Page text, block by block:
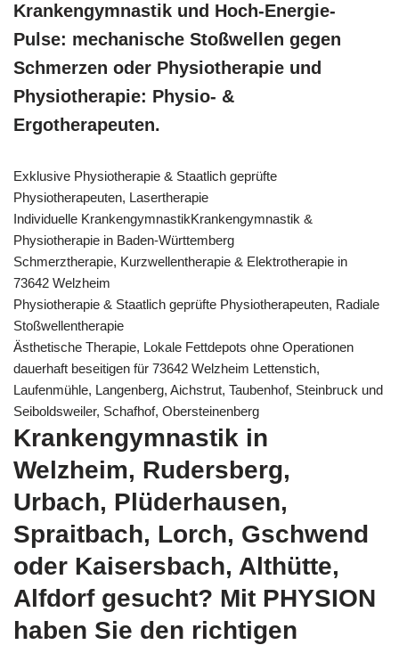
Krankengymnastik und Hoch-Energie-
Pulse: mechanische Stoßwellen gegen
Schmerzen oder Physiotherapie und
Physiotherapie: Physio- &
Ergotherapeuten.
Exklusive Physiotherapie & Staatlich geprüfte
Physiotherapeuten, Lasertherapie
Individuelle KrankengymnastikKrankengymnastik &
Physiotherapie in Baden-Württemberg
Schmerztherapie, Kurzwellentherapie & Elektrotherapie in
73642 Welzheim
Physiotherapie & Staatlich geprüfte Physiotherapeuten, Radiale
Stoßwellentherapie
Ästhetische Therapie, Lokale Fettdepots ohne Operationen
dauerhaft beseitigen für 73642 Welzheim Lettenstich,
Laufenmühle, Langenberg, Aichstrut, Taubenhof, Steinbruck und
Seiboldsweiler, Schafhof, Obersteinenberg
Krankengymnastik in
Welzheim, Rudersberg,
Urbach, Plüderhausen,
Spraitbach, Lorch, Gschwend
oder Kaisersbach, Althütte,
Alfdorf gesucht? Mit PHYSION
haben Sie den richtigen